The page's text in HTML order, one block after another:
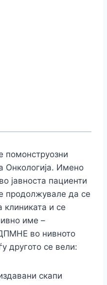
помонструозни
Онкологија. Имено
јавноста пациенти
продолжувале да се
клиниката и се
име –
во нивното
другото се вели:
скапи